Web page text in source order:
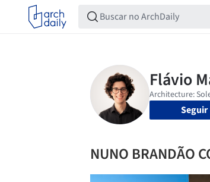
Seguir
NUNO BRANDÃO